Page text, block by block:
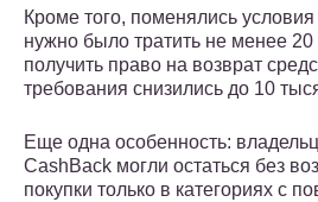
Кроме того, поменялись
нужно было тратить не менее
получить право на возврат
требования снизились до 10
Еще одна особенность:
CashBack могли остаться без
покупки только в категориях с